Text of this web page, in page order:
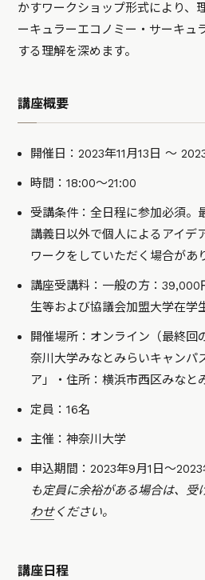
かすワークショップ形式により、
ーキュラーエコノミー・サーキュ
する理解を深めます。
講座概要
開催日：2023年11月13日 ～
時間：18:00～21:00
受講条件：全日程に参加必須。
講義日以外で個人によるアイデ
ワークをしていただく場合があ
講座受講料：一般の方：
生等および協議会加盟大学在学
開催場所：オンライン（最終回
奈川大学みなとみらいキャンパ
ア」・住所：横浜市西区みなと
定員：16名
主催：神奈川大学
申込期間：2023年9月1日～
も定員に余裕がある場合は、受
わせください。
講座日程